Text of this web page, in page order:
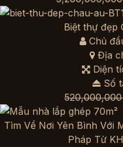
Biệt thự đẹp
Chủ
Địa
Diện
Số
Tìm Về Nơi Yên Bình Với
Pháp Từ